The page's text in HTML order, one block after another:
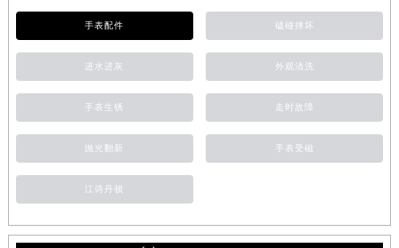
手表配件 磕碰摔坏
进水进灰 外观清洗
手表生锈 走时故障
抛光翻新 手表受磁
江诗丹顿